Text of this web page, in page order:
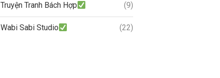
Truyện Tranh Bách Hợp (9)
Wabi Sabi Studio (22)